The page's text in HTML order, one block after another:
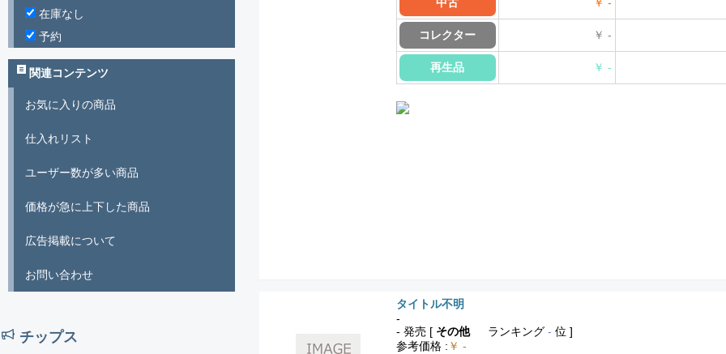
コレクター ￥ -
再生品 ￥ -
タイトル不明
-
- 発売 [ その他 ランキング - 位 ]
参考価格 : ￥ -
在庫なし
予約
関連コンテンツ
お気に入りの商品
仕入れリスト
ユーザー数が多い商品
価格が急に上下した商品
広告掲載について
お問い合わせ
チップス